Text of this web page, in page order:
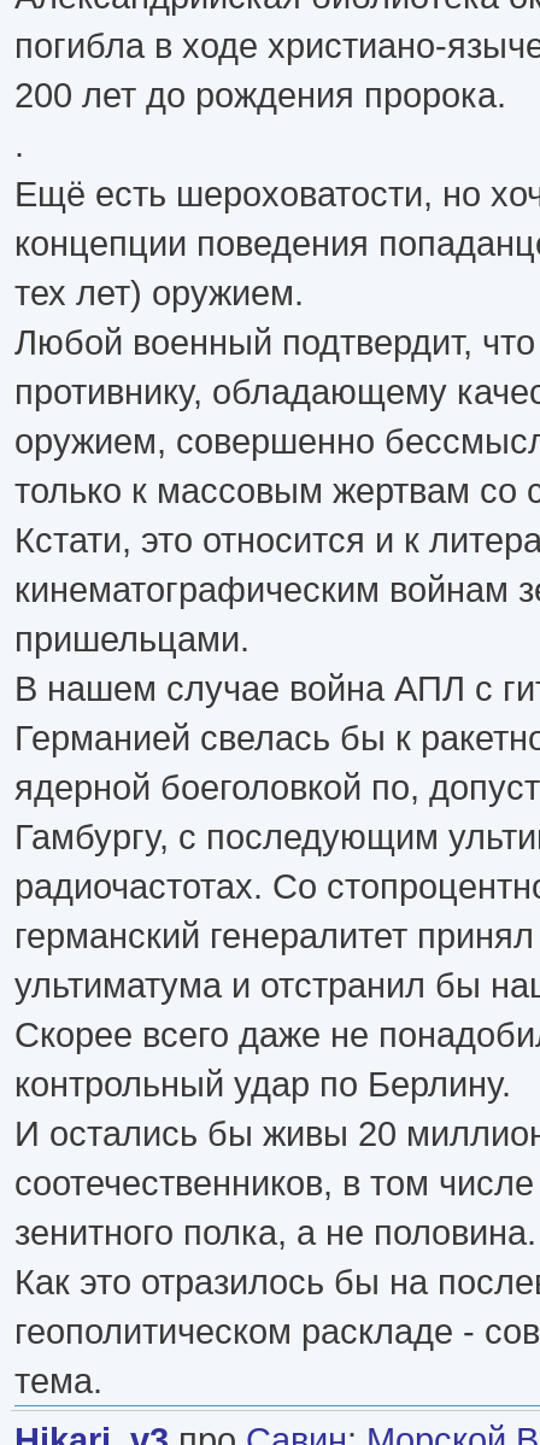
погибла в ходе христиано-
200 лет до рождения пророка.
.
Ещё есть шероховатости, но
концепции поведения
тех лет) оружием.
Любой военный подтвердит,
противнику, обладающему
оружием, совершенно
только к массовым жертвам со
Кстати, это относится и к
кинематографическим войнам
пришельцами.
В нашем случае война АПЛ с
Германией свелась бы к
ядерной боеголовкой по,
Гамбургу, с последующим
радиочастотах. Со
германский генералитет
ультиматума и отстранил бы
Скорее всего даже не
контрольный удар по Берлину.
И остались бы живы 20
соотечественников, в том
зенитного полка, а не половина.
Как это отразилось бы на
геополитическом раскладе -
тема.